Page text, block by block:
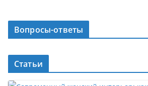
Вопросы-ответы
Статьи